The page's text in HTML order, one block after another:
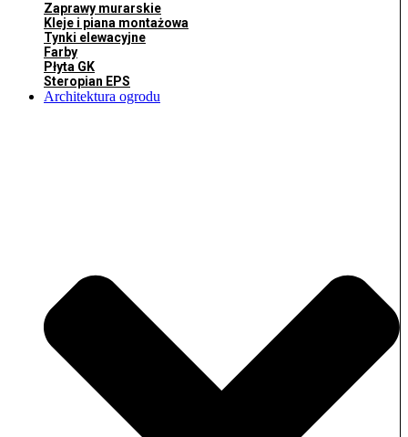
Zaprawy murarskie
Kleje i piana montażowa
Tynki elewacyjne
Farby
Płyta GK
Steropian EPS
Architektura ogrodu